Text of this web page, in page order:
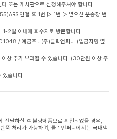
또는 게시판으로 신청해주셔야 합니다.
연결 후 1번 ▷ 1번 ▷ 받으신 운송장 번
1-2일 이내에 회수지로 방문합니다.
/ 예금주 : (주)클릭앤퍼니 (입금자명 옆
상 추가 부과될 수 있습니다. (30만원 이상 주
있습니다.
전달하신 후 불량제품으로 확인되었을 경우,
품 처리가 가능하며, 클릭앤퍼니에서는 국내택